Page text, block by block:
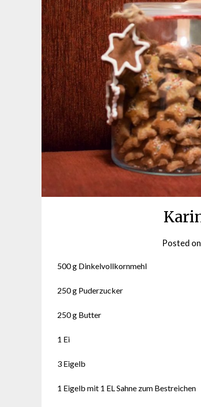
Posted on
500 g Dinkelvollkornmehl
250 g Puderzucker
250 g Butter
1 Ei
3 Eigelb
1 Eigelb mit 1 EL Sahne zum Bestreichen